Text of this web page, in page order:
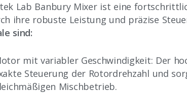
Lab Banbury Mixer ist eine
ihre robuste Leistung und präzise
sind:
mit variabler Geschwindigkeit: Der
Steuerung der Rotordrehzahl und
Mischbetrieb.